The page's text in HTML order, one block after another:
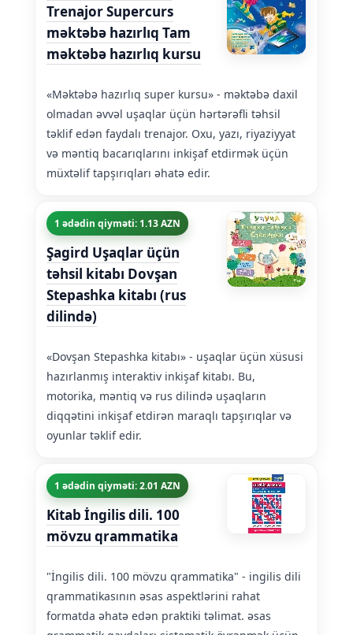
Trenajor Supercurs
məktəbə hazırlıq Tam
məktəbə hazırlıq kursu
«Məktəbə hazırlıq super kursu» - məktəbə daxil
olmadan əvvəl uşaqlar üçün hərtərəfli təhsil
təklif edən faydalı trenajor. Oxu, yazı, riyaziyyat
və məntiq bacarıqlarını inkişaf etdirmək üçün
müxtəlif tapşırıqları əhatə edir.
1 ədədin qiyməti: 1.13 AZN
Şagird Uşaqlar üçün
təhsil kitabı Dovşan
Stepashka kitabı (rus
dilində)
«Dovşan Stepashka kitabı» - uşaqlar üçün xüsusi
hazırlanmış interaktiv inkişaf kitabı. Bu,
motorika, məntiq və rus dilində uşaqların
diqqətini inkişaf etdirən maraqlı tapşırıqlar və
oyunlar təklif edir.
1 ədədin qiyməti: 2.01 AZN
Kitab İngilis dili. 100
mövzu qrammatika
"İngilis dili. 100 mövzu qrammatika" - ingilis dili
qrammatikasının əsas aspektlərini rahat
formatda əhatə edən praktiki təlimat. əsas